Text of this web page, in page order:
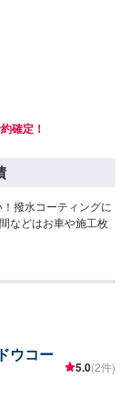
確定！
撥水コーティングに
などはお車や施工枚
ウコー
5.0(2件)